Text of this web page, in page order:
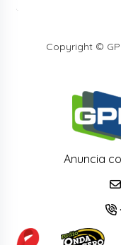
Copyright ©
Anuncia